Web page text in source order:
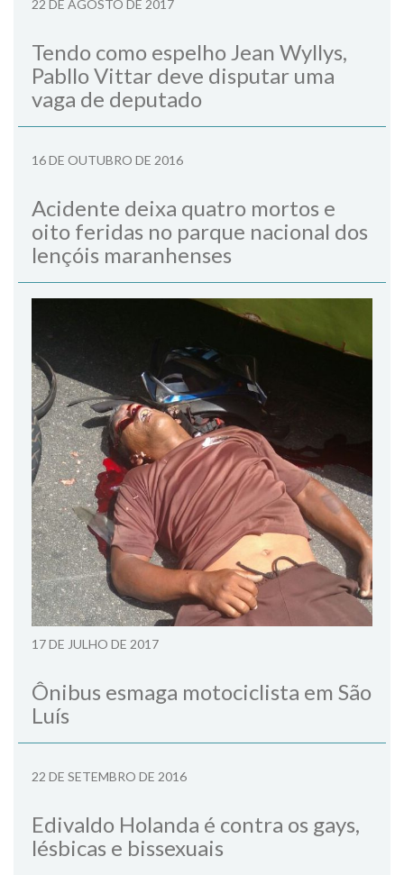
22 DE AGOSTO DE 2017
Tendo como espelho Jean Wyllys,
Pabllo Vittar deve disputar uma
vaga de deputado
16 DE OUTUBRO DE 2016
Acidente deixa quatro mortos e
oito feridas no parque nacional dos
lençóis maranhenses
17 DE JULHO DE 2017
Ônibus esmaga motociclista em São
Luís
22 DE SETEMBRO DE 2016
Edivaldo Holanda é contra os gays,
lésbicas e bissexuais